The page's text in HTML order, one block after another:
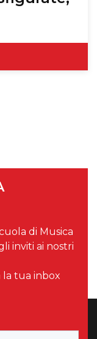
di Musica
inviti ai nostri
tua inbox